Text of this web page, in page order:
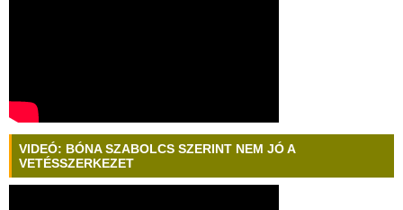
VIDEÓ: BÓNA SZABOLCS SZERINT NEM JÓ A
VETÉSSZERKEZET